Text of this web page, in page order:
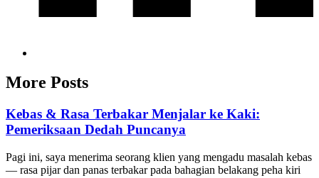
More Posts
Kebas & Rasa Terbakar Menjalar ke Kaki:
Pemeriksaan Dedah Puncanya
Pagi ini, saya menerima seorang klien yang mengadu masalah kebas
— rasa pijar dan panas terbakar pada bahagian belakang peha kiri